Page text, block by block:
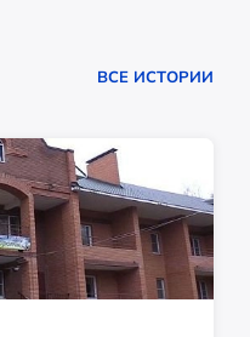
ВСЕ ИСТОРИИ